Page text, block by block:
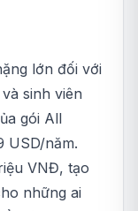
lớn đối với
sinh viên
gói All
USD/năm.
VNĐ, tạo
những ai